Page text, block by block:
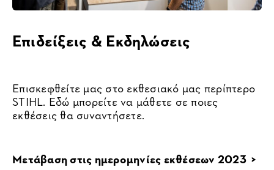
Επιδείξεις & Εκδηλώσεις
Επισκεφθείτε μας στο εκθεσιακό μας περίπτερο
STIHL. Εδώ μπορείτε να μάθετε σε ποιες
εκθέσεις θα συναντήσετε.
Μετάβαση στις ημερομηνίες εκθέσεων 2023 >